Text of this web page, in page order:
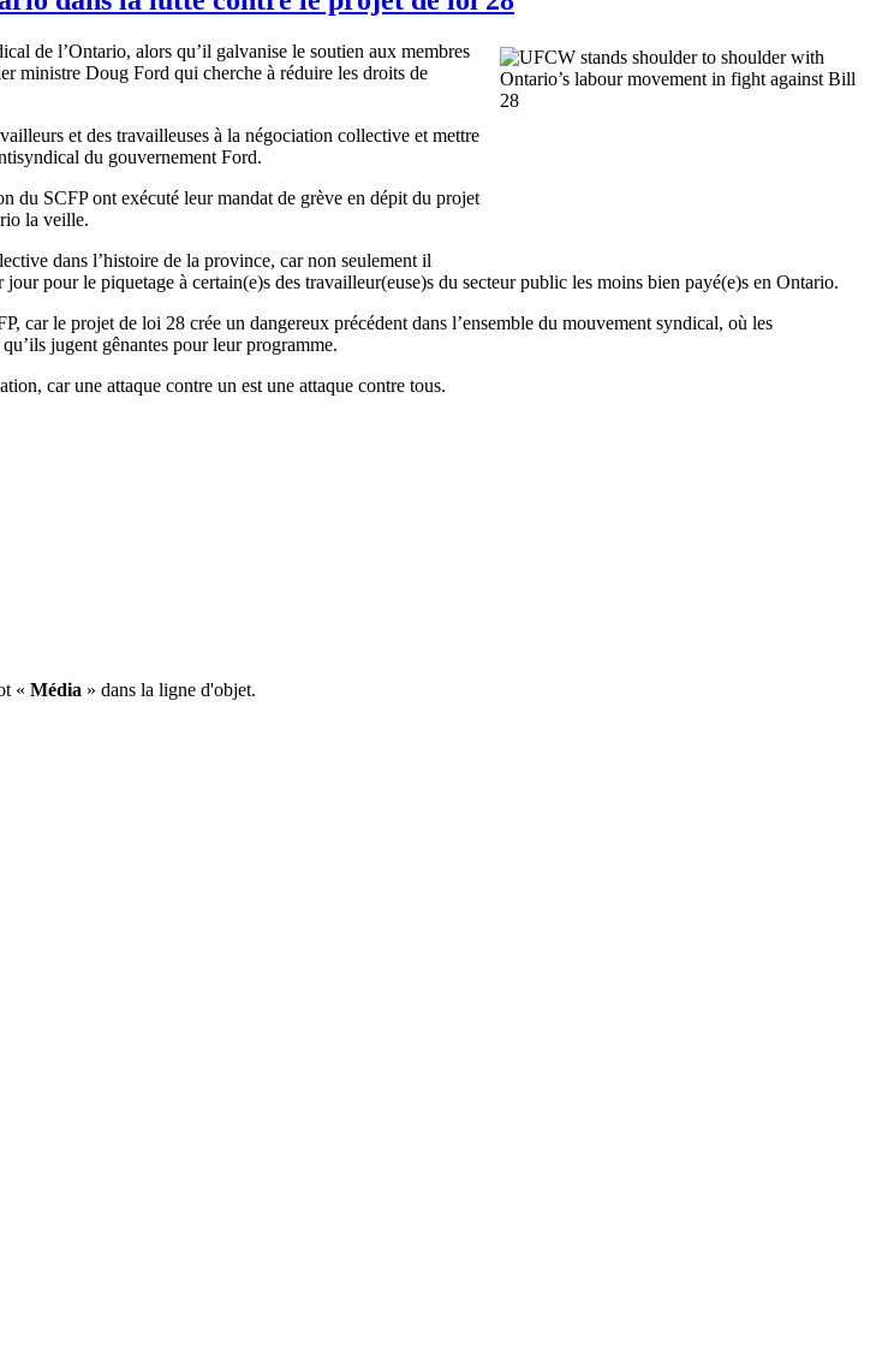
de l’Ontario, alors qu’il galvanise le soutien aux membres
ministre Doug Ford qui cherche à réduire les droits de
et des travailleuses à la négociation collective et mettre
du gouvernement Ford.
du SCFP ont exécuté leur mandat de grève en dépit du projet
la veille.
dans l’histoire de la province, car non seulement il
pour le piquetage à certain(e)s des travailleur(euse)s du secteur public les moins bien payé(e)s en Ontario.
car le projet de loi 28 crée un dangereux précédent dans l’ensemble du mouvement syndical, où les
jugent gênantes pour leur programme.
car une attaque contre un est une attaque contre tous.
« Média » dans la ligne d'objet.